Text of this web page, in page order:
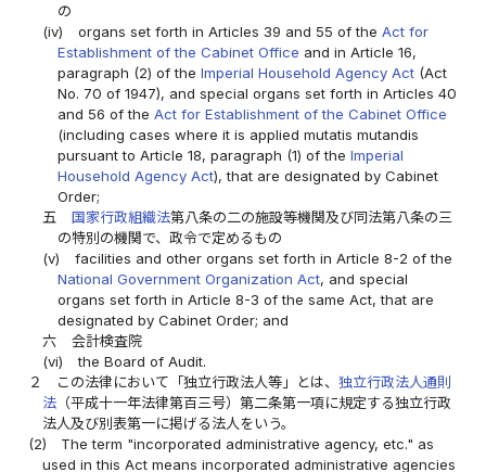
の
(iv)
organs set forth in Articles 39 and 55 of the Act for
Establishment of the Cabinet Office and in Article 16,
paragraph (2) of the Imperial Household Agency Act(Act
No. 70 of 1947), and special organs set forth in Articles 40
and 56 of the Act for Establishment of the Cabinet Office
(including cases where it is applied mutatis mutandis
pursuant to Article 18, paragraph (1) of the Imperial
Household Agency Act), that are designated by Cabinet
Order;
五
国家行政組織法第八条の二の施設等機関及び同法第八条の三
の特別の機関で、政令で定めるもの
(v)
facilities and other organs set forth in Article 8-2 of the
National Government Organization Act, and special
organs set forth in Article 8-3 of the same Act, that are
designated by Cabinet Order; and
六
会計検査院
(vi)
the Board of Audit.
２
この法律において「独立行政法人等」とは、独立行政法人通則
法 （平成十一年法律第百三号）第二条第一項に規定する独立行政
法人及び別表第一に掲げる法人をいう。
(2)
The term "incorporated administrative agency, etc." as
used in this Act means incorporated administrative agencies